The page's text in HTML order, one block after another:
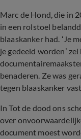
Marc de Hond, die in
in een rolstoel
blaaskanker had. ‘Je
je gedeeld worden’
benaderen. Ze was
tegen blaaskanker
In Tot de dood ons
over
document moest